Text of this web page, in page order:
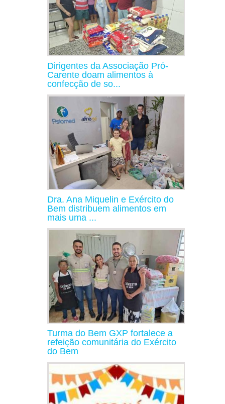
Dirigentes da Associação Pró-
Carente doam alimentos à
confecção de so...
Dra. Ana Miquelin e Exército do
Bem distribuem alimentos em
mais uma ...
Turma do Bem GXP fortalece a
refeição comunitária do Exército
do Bem